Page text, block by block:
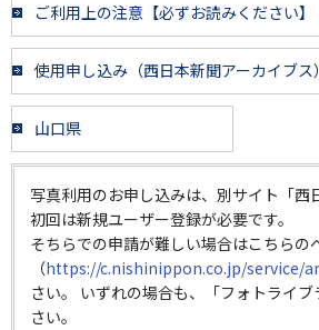
ご利用上の注意【必ずお読みください】
使用申し込み（西日本新聞アーカイブス）
山口県
写真利用のお申し込みは、別サイト「
初回は新規ユーザー登録が必要です。
そちらでの申請が難しい場合はこちらの
（https://c.nishinippon.co.jp/service/
さい。 いずれの場合も、「フォトライ
さい。